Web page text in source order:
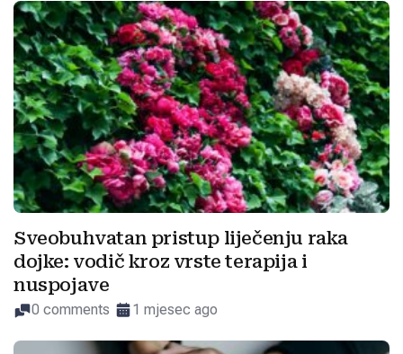
Sveobuhvatan pristup liječenju raka
dojke: vodič kroz vrste terapija i
nuspojave
0 comments 1 mjesec ago